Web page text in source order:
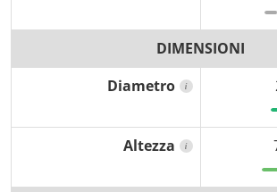
DIMENSIONI
Diametro
i
Altezza i